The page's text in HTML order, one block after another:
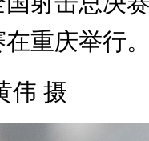
重庆举行
摄